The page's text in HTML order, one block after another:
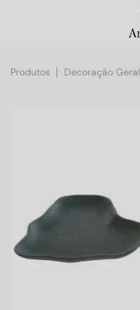
Produtos Decoração Geral